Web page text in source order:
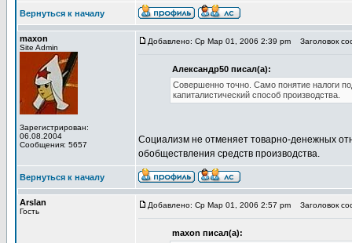
Вернуться к началу
maxon
Site Admin
Зарегистрирован:
06.08.2004
Сообщения: 5657
Добавлено: Ср Мар 01, 2006 2:39 pm Заголовок
Александр50 писал(а):
Совершенно точно. Само понятие налоги
капиталистический способ производства.
Социализм не отменяет товарно-денежных
обобществления средств производства.
Вернуться к началу
Arslan
Гость
Добавлено: Ср Мар 01, 2006 2:57 pm Заголовок
maxon писал(а):